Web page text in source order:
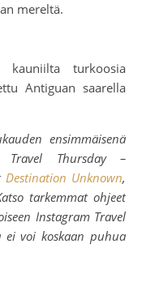
mereltä.
kauniilta turkoosia
Antiguan saarella
ensimmäisenä
Travel Thursday –
Destination Unknown,
tarkemmat ohjeet
Instagram Travel
ei voi koskaan puhua